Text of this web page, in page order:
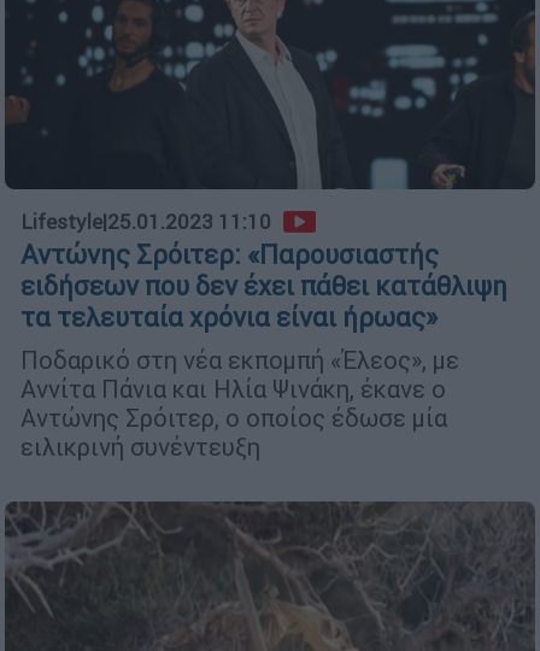
Lifestyle|25.01.2023 11:10
Αντώνης Σρόιτερ: «Παρουσιαστής
ειδήσεων που δεν έχει πάθει κατάθλιψη
τα τελευταία χρόνια είναι ήρωας»
Ποδαρικό στη νέα εκπομπή «Έλεος», με
Αννίτα Πάνια και Ηλία Ψινάκη, έκανε ο
Αντώνης Σρόιτερ, ο οποίος έδωσε μία
ειλικρινή συνέντευξη